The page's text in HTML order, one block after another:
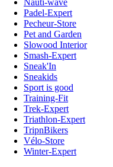
Padel-Expert
Pecheur-Store
Pet and Garden
Slowood Interior
Smash-Expert
Sneak'In
Sneakids
Sport is good
Training-Fit
Trek-Expert
Triathlon-Expert
TripnBikers
Vélo-Store
Winter-Expert